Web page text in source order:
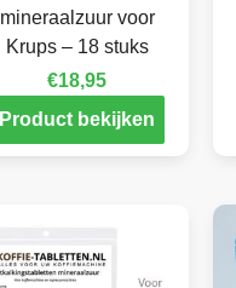
mineraalzuur voor
Krups – 18 stuks
€18,95
Product bekijken